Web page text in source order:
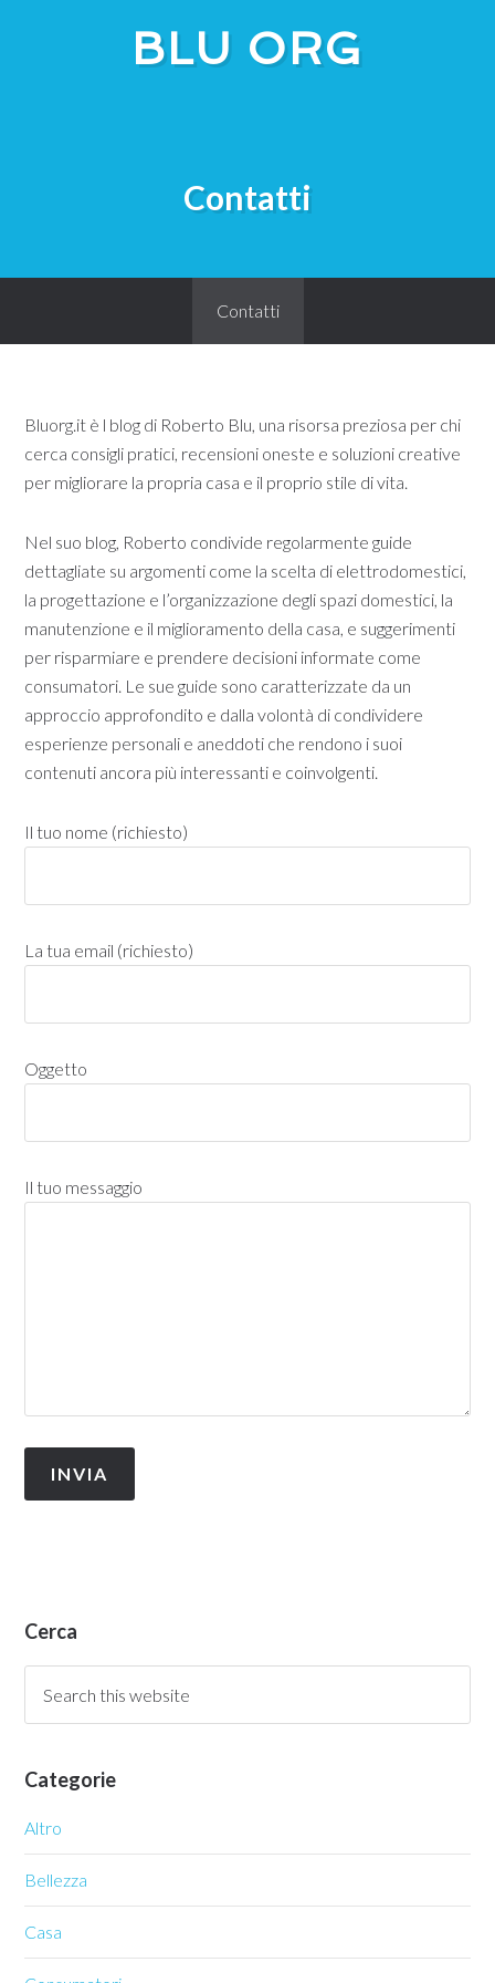
BLU ORG
Contatti
Contatti
Bluorg.it è l blog di Roberto Blu, una risorsa preziosa per chi
cerca consigli pratici, recensioni oneste e soluzioni creative
per migliorare la propria casa e il proprio stile di vita.
Nel suo blog, Roberto condivide regolarmente guide
dettagliate su argomenti come la scelta di elettrodomestici,
la progettazione e l’organizzazione degli spazi domestici, la
manutenzione e il miglioramento della casa, e suggerimenti
per risparmiare e prendere decisioni informate come
consumatori. Le sue guide sono caratterizzate da un
approccio approfondito e dalla volontà di condividere
esperienze personali e aneddoti che rendono i suoi
contenuti ancora più interessanti e coinvolgenti.
Il tuo nome (richiesto)
La tua email (richiesto)
Oggetto
Il tuo messaggio
Cerca
Categorie
Altro
Bellezza
Casa